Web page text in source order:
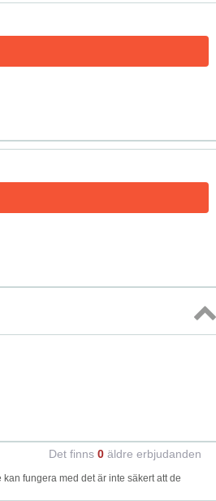
Topp
Det finns 0 äldre erbjudanden
fungera med det är inte säkert att de